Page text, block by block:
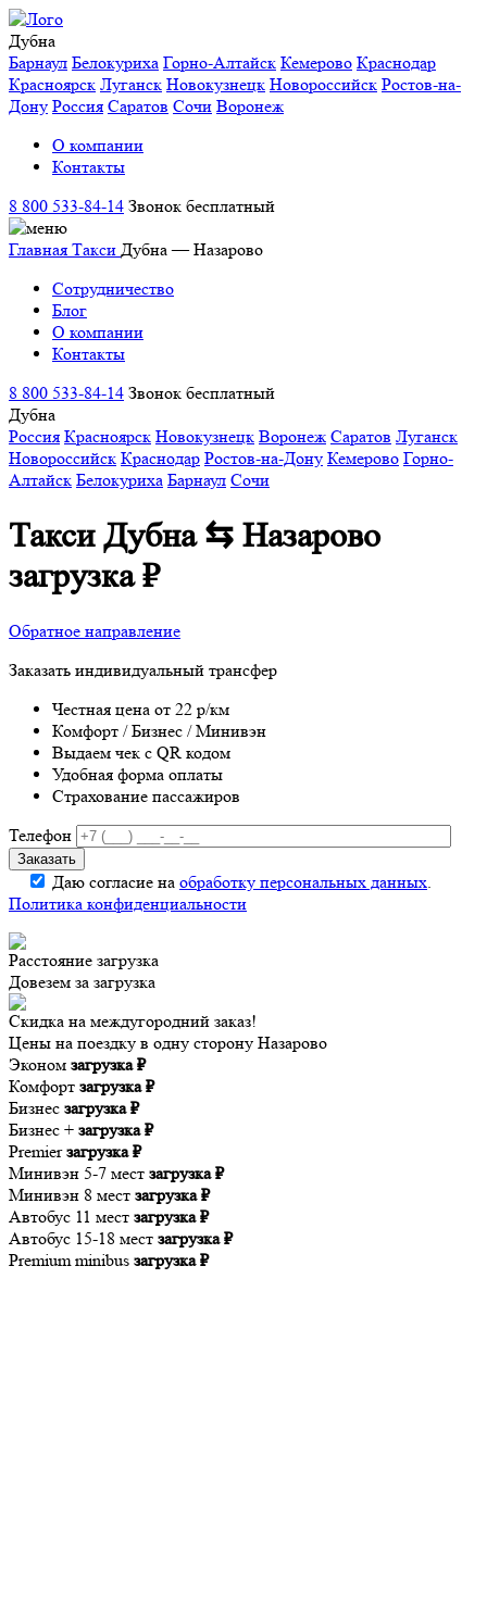
Дубна
Барнаул Белокуриха Горно-Алтайск Кемерово Краснодар
Красноярск Луганск Новокузнецк Новороссийск Ростов-на-
Дону Россия Саратов Сочи Воронеж
О компании
Контакты
8 800 533-84-14 Звонок бесплатный
Главная Такси Дубна — Назарово
Сотрудничество
Блог
О компании
Контакты
8 800 533-84-14 Звонок бесплатный
Дубна
Россия Красноярск Новокузнецк Воронеж Саратов Луганск
Новороссийск Краснодар Ростов-на-Дону Кемерово Горно-
Алтайск Белокуриха Барнаул Сочи
Такси Дубна ⇆ Назарово
загрузка₽
Обратное направление
Заказать индивидуальный трансфер
Честная цена от 22 р/км
Комфорт / Бизнес / Минивэн
Выдаем чек с QR кодом
Удобная форма оплаты
Страхование пассажиров
Телефон
Даю согласие на обработку персональных данных.
Политика конфиденциальности
Расстояние загрузка
Довезем за загрузка
Скидка на междугородний заказ!
Цены на поездку в одну сторону Назарово
Эконом загрузка ₽
Комфорт загрузка ₽
Бизнес загрузка ₽
Бизнес + загрузка ₽
Premier загрузка ₽
Минивэн 5-7 мест загрузка ₽
Минивэн 8 мест загрузка ₽
Автобус 11 мест загрузка ₽
Автобус 15-18 мест загрузка ₽
Premium minibus загрузка ₽